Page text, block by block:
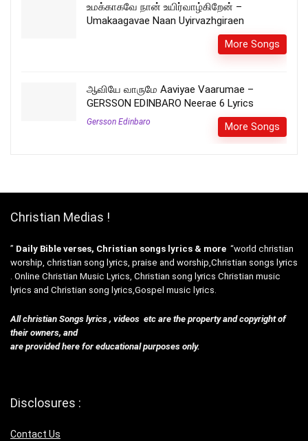
உமக்காகவே நான் உயிர்வாழ்கிறேன் –
Umakaagavae Naan Uyirvazhgiraen
More Songs
ஆவியே வாருமே Aaviyae Vaarumae –
GERSSON EDINBARO Neerae 6 Lyrics
Gersson Edinbaro More Songs
Christian Medias !
” Daily Bible verses, Christian songs lyrics & more “world christian
worship, christian song lyrics, praise and worship,Christian songs lyrics
. Online Christian Music Lyrics, Christian song lyrics Christian music
lyrics and Christian song lyrics,Gospel music lyrics.
All christian Songs lyrics , videos etc are the property and copyright of
their owners, and
are provided here for educational purposes only.
Disclosures :
Contact Us